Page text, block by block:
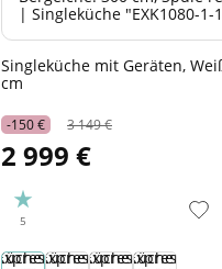
Singleküche mit Geräten,
cm
-150 € 3 149 €
2 999 €
5